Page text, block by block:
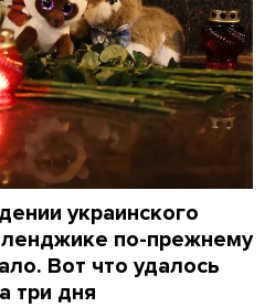
украинского
по-прежнему
Вот что удалось
три дня